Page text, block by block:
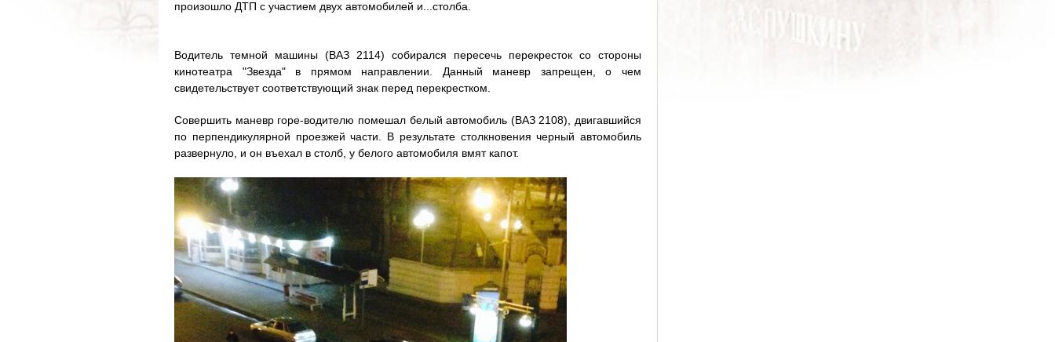
произошло ДТП с участием двух автомобилей и...столба.
Водитель темной машины (ВАЗ 2114) собирался пересечь перекресток со стороны
кинотеатра "Звезда" в прямом направлении. Данный маневр запрещен, о чем
свидетельствует соответствующий знак перед перекрестком.
Совершить маневр горе-водителю помешал белый автомобиль (ВАЗ 2108), двигавшийся
по перпендикулярной проезжей части. В результате столкновения черный автомобиль
развернуло, и он въехал в столб, у белого автомобиля вмят капот.